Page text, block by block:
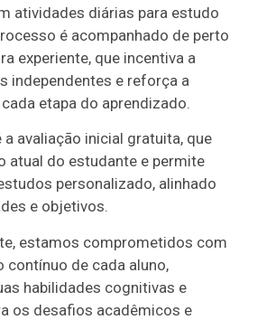
atividades diárias para estudo
é acompanhado de perto
experiente, que incentiva a
independentes e reforça a
etapa do aprendizado.
avaliação inicial gratuita, que
atual do estudante e permite
personalizado, alinhado
e objetivos.
estamos comprometidos com
contínuo de cada aluno,
habilidades cognitivas e
os desafios acadêmicos e